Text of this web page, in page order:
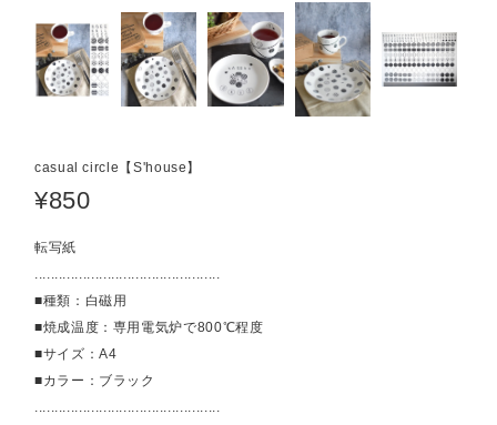
casual circle【S'house】
¥850
転写紙
..............................................
■種類：白磁用
■焼成温度：専用電気炉で800℃程度
■サイズ：A4
■カラー：ブラック
..............................................